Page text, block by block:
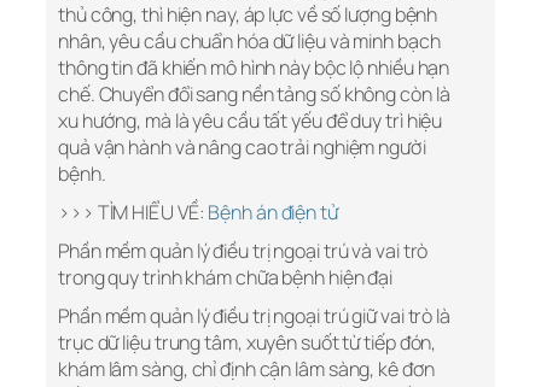
thủ công, thì hiện nay, áp lực về số lượng bệnh
nhân, yêu cầu chuẩn hóa dữ liệu và minh bạch
thông tin đã khiến mô hình này bộc lộ nhiều hạn
chế. Chuyển đổi sang nền tảng số không còn là
xu hướng, mà là yêu cầu tất yếu để duy trì hiệu
quả vận hành và nâng cao trải nghiệm người
bệnh.
>>> TÌM HIỂU VỀ: Bệnh án điện tử
Phần mềm quản lý điều trị ngoại trú và vai trò
trong quy trình khám chữa bệnh hiện đại
Phần mềm quản lý điều trị ngoại trú giữ vai trò là
trục dữ liệu trung tâm, xuyên suốt từ tiếp đón,
khám lâm sàng, chỉ định cận lâm sàng, kê đơn